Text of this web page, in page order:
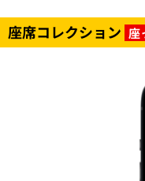
座席コレクション 座